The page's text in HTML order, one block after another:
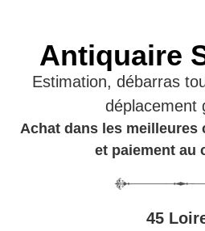
Antiquaire
Estimation, débarras
déplacement
Achat dans les meilleures
et paiement au
45